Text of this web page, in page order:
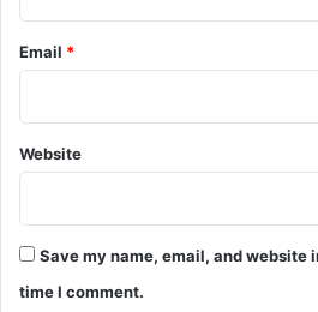
Email *
Website
Save my name, email, and website
time I comment.